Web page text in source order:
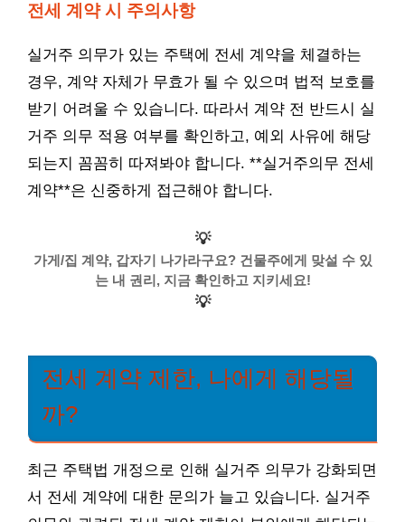
전세 계약 시 주의사항
실거주 의무가 있는 주택에 전세 계약을 체결하는
경우, 계약 자체가 무효가 될 수 있으며 법적 보호를
받기 어려울 수 있습니다. 따라서 계약 전 반드시 실
거주 의무 적용 여부를 확인하고, 예외 사유에 해당
되는지 꼼꼼히 따져봐야 합니다. **실거주의무 전세
계약**은 신중하게 접근해야 합니다.
💡
가게/집 계약, 갑자기 나가라구요? 건물주에게 맞설 수 있
는 내 권리, 지금 확인하고 지키세요!
💡
전세 계약 제한, 나에게 해당될
까?
최근 주택법 개정으로 인해 실거주 의무가 강화되면
서 전세 계약에 대한 문의가 늘고 있습니다. 실거주